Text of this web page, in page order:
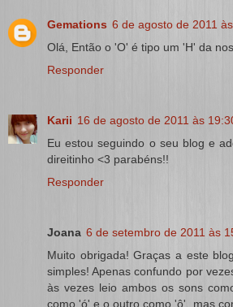
Gemations 6 de agosto de 2011
Olá, Então o 'O' é tipo um 'H' da
Responder
Karii 16 de agosto de 2011 às
Eu estou seguindo o seu blog e
direitinho <3 parabéns!!
Responder
Joana 6 de setembro de 2011 às
Muito obrigada! Graças a este
simples! Apenas confundo por
às vezes leio ambos os sons
como 'ó' e o outro como 'ô', mas